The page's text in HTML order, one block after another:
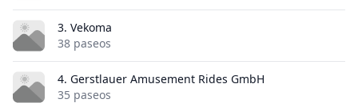
3. Vekoma
38 paseos
4. Gerstlauer Amusement Rides GmbH
35 paseos